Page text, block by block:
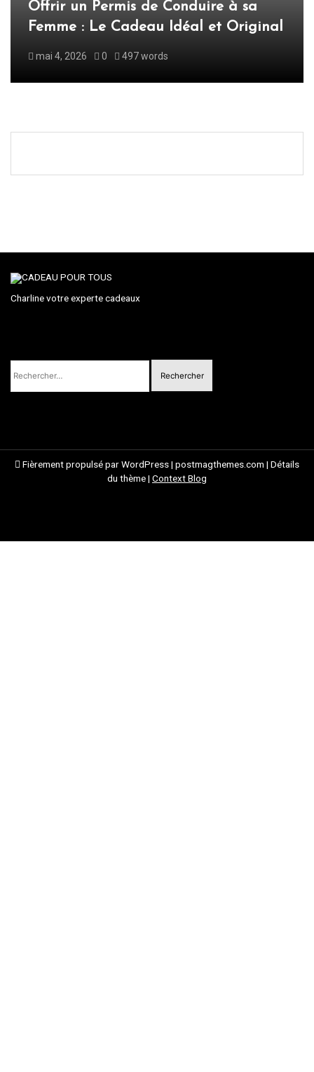
Offrir un Permis de Conduire à sa
Femme : Le Cadeau Idéal et Original
mai 4, 2026 0 497 words
Charline votre experte cadeaux
Rechercher :
Fièrement propulsé par WordPress| postmagthemes.com | Détails
du thème| Context Blog